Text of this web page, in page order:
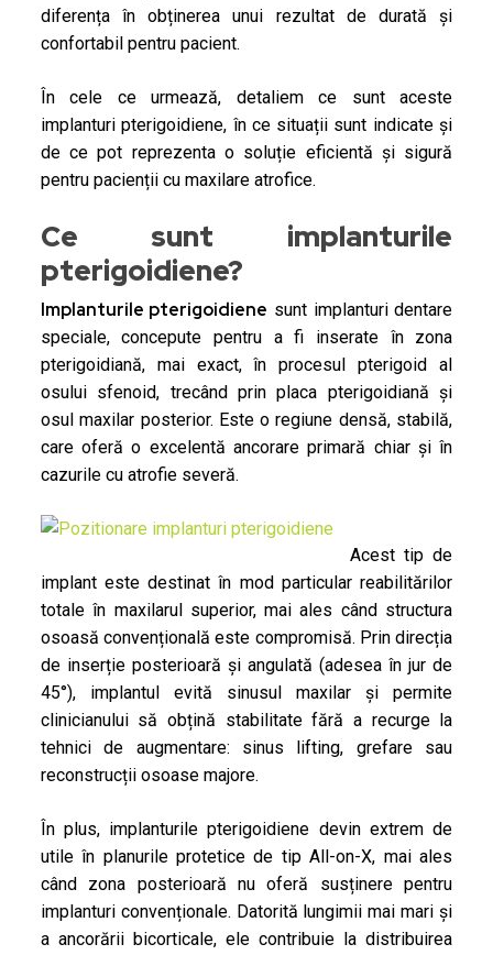
diferența în obținerea unui rezultat de durată și
confortabil pentru pacient.
În cele ce urmează, detaliem ce sunt aceste
implanturi pterigoidiene, în ce situații sunt indicate și
de ce pot reprezenta o soluție eficientă și sigură
pentru pacienții cu maxilare atrofice.
Ce sunt implanturile
pterigoidiene?
Implanturile pterigoidiene sunt implanturi dentare
speciale, concepute pentru a fi inserate în zona
pterigoidiană, mai exact, în procesul pterigoid al
osului sfenoid, trecând prin placa pterigoidiană și
osul maxilar posterior. Este o regiune densă, stabilă,
care oferă o excelentă ancorare primară chiar și în
cazurile cu atrofie severă.
Acest tip de
implant este destinat în mod particular reabilitărilor
totale în maxilarul superior, mai ales când structura
osoasă convențională este compromisă. Prin direcția
de inserție posterioară și angulată (adesea în jur de
45°), implantul evită sinusul maxilar și permite
clinicianului să obțină stabilitate fără a recurge la
tehnici de augmentare: sinus lifting, grefare sau
reconstrucții osoase majore.
În plus, implanturile pterigoidiene devin extrem de
utile în planurile protetice de tipAll-on-X, mai ales
când zona posterioară nu oferă susținere pentru
implanturi convenționale. Datorită lungimii mai mari și
a ancorării bicorticale, ele contribuie la distribuirea